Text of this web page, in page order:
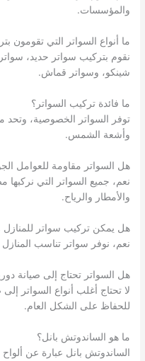
والمؤسسات.
ما أنواع السواتر التي تقومون
شينكو، وسواتر قماش.
ما فائدة تركيب السواتر؟
توفر السواتر الخصوصية، وتحد
وأشعة الشمس.
هل السواتر مقاومة للعوامل
نعم، جميع السواتر التي
والأمطار والرياح.
هل يمكن تركيب سواتر للمنازل
نعم، نوفر سواتر تناسب المنازل
هل السواتر تحتاج إلى صيانة
لا تحتاج أغلب أنواع السواتر
للحفاظ على الشكل العام.
ما هو الساندوتش بانل؟
الساندوتش بانل عبارة عن